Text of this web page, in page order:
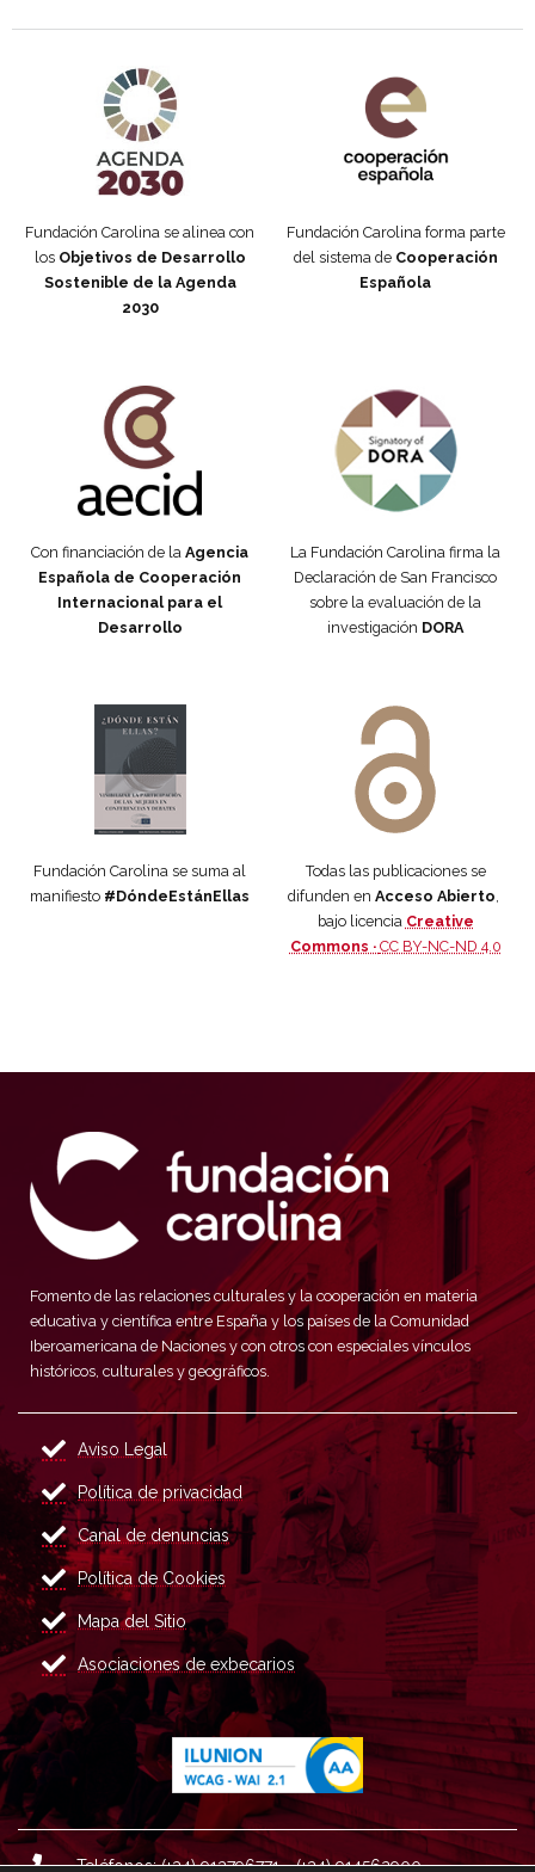
Fundación Carolina se alinea con
los Objetivos de Desarrollo
Sostenible de la Agenda
2030
Fundación Carolina forma parte
del sistema de Cooperación
Española
Con financiación de la Agencia
Española de Cooperación
Internacional para el
Desarrollo
La Fundación Carolina firma la
Declaración de San Francisco
sobre la evaluación de la
investigación DORA
Fundación Carolina se suma al
manifiesto #DóndeEstánEllas
Todas las publicaciones se
difunden en Acceso Abierto,
bajo licencia Creative
Commons · CC BY-NC-ND 4.0
Fomento de las relaciones culturales y la cooperación en materia
educativa y científica entre España y los países de la Comunidad
Iberoamericana de Naciones y con otros con especiales vínculos
históricos, culturales y geográficos.
Aviso Legal
Política de privacidad
Canal de denuncias
Política de Cookies
Mapa del Sitio
Asociaciones de exbecarios
Teléfonos: (+34) 913796771 - (+34) 914562900